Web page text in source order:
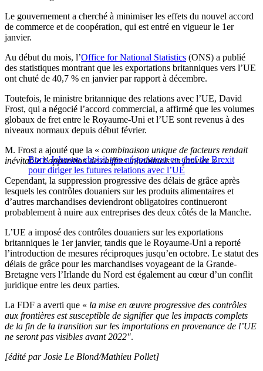
Le gouvernement a cherché à minimiser les effets du nouvel accord
de commerce et de coopération, qui est entré en vigueur le 1er
janvier.
Au début du mois, l’Office for National Statistics (ONS) a publié
des statistiques montrant que les exportations britanniques vers l’UE
ont chuté de 40,7 % en janvier par rapport à décembre.
Toutefois, le ministre britannique des relations avec l’UE, David
Frost, qui a négocié l’accord commercial, a affirmé que les volumes
globaux de fret entre le Royaume-Uni et l’UE sont revenus à des
niveaux normaux depuis début février.
Boris Johnson choisit son négociateur en chef du Brexit
pour diriger les futures relations avec l’UE
M. Frost a ajouté que la « combinaison unique de facteurs rendait
inévitable l’apparition de chiffres inhabituels en janvier ».
Cependant, la suppression progressive des délais de grâce après
lesquels les contrôles douaniers sur les produits alimentaires et
d’autres marchandises deviendront obligatoires continueront
probablement à nuire aux entreprises des deux côtés de la Manche.
L’UE a imposé des contrôles douaniers sur les exportations
britanniques le 1er janvier, tandis que le Royaume-Uni a reporté
l’introduction de mesures réciproques jusqu’en octobre. Le statut des
délais de grâce pour les marchandises voyageant de la Grande-
Bretagne vers l’Irlande du Nord est également au cœur d’un conflit
juridique entre les deux parties.
La FDF a averti que « la mise en œuvre progressive des contrôles
aux frontières est susceptible de signifier que les impacts complets
de la fin de la transition sur les importations en provenance de l’UE
ne seront pas visibles avant 2022″.
[édité par Josie Le Blond/Mathieu Pollet]